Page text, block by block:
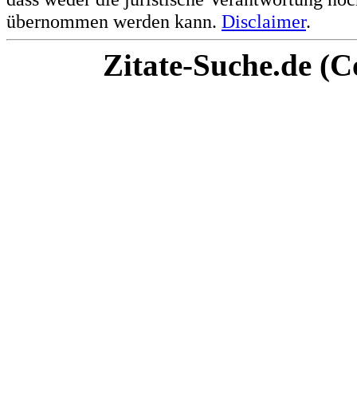
übernommen werden kann. Disclaimer.
Zitate-Suche.de